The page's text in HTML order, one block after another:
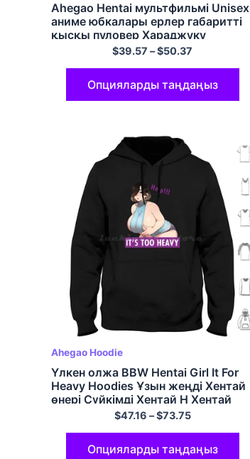
Ahegao Hentai мультфильмі Unisex
аниме юбкалары ерлер габаритті
қысқы пуловер Хараджуку
кездейсоқ жылы көше киімі
$39.57 –$50.37
Опцияларды таңдаңыз
Ahegao Hoodie
Үлкен олжа BBW Hentai Girl It For
Heavy Hoodies Ұзын жеңді Хентай
өнері Сүйкімді Хентай Н Хентай
Хентай Хейвен Сиыр Хентай
$47.16 –$73.75
Опцияларды таңдаңыз